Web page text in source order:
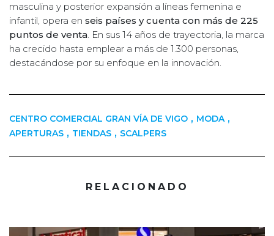
masculina y posterior expansión a líneas femenina e
infantil, opera en seis países y cuenta con más de 225
puntos de venta. En sus 14 años de trayectoria, la marca
ha crecido hasta emplear a más de 1.300 personas,
destacándose por su enfoque en la innovación.
CENTRO COMERCIAL GRAN VÍA DE VIGO , MODA ,
APERTURAS , TIENDAS , SCALPERS
RELACIONADO